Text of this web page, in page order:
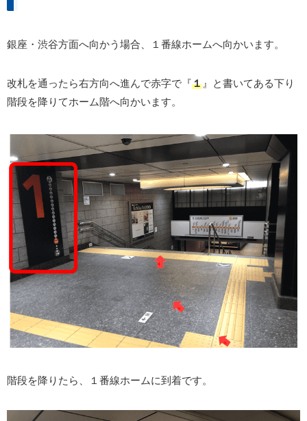
銀座・渋谷方面へ向かう場合、１番線ホームへ向かいます。
改札を通ったら右方向へ進んで赤字で『１ 』と書いてある下り
階段を降りてホーム階へ向かいます。
階段を降りたら、１番線ホームに到着です。